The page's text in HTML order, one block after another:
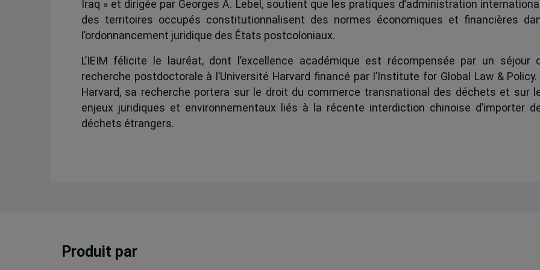
Iraq » et dirigée par Georges A. Lebel, soutient que les pratiques d’administration
des territoires occupés constitutionnalisent des normes économiques et financières
l’ordonnancement juridique des États postcoloniaux.
L’IEIM félicite le lauréat, dont l’excellence académique est récompensée par un séjour
recherche postdoctorale à l’Université Harvard financé par l’Institute for Global Law & Policy.
Harvard, sa recherche portera sur le droit du commerce transnational des déchets et sur
enjeux juridiques et environnementaux liés à la récente interdiction chinoise d’importer
déchets étrangers.
Produit par